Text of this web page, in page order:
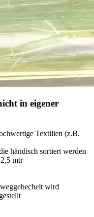
in eigener
Textilien (z.B.
händisch sortiert werden
mtr
wird